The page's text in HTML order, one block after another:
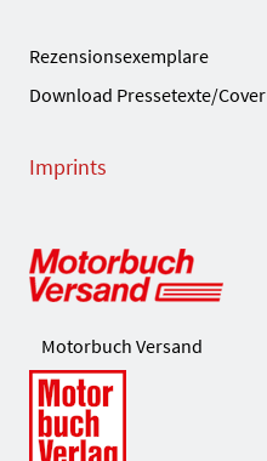
Rezensionsexemplare
Download Pressetexte/Cover
Imprints
Motorbuch Versand